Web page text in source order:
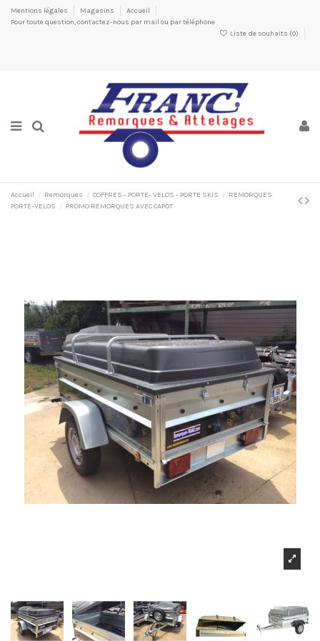
Mentions légales Magasins
Accueil
Pour toute question, contactez-nous par mail ou par téléphone
Liste de souhaits (0)
Accueil Remorques COFFRES - PORTE- VELOS - PORTE SKIS
REMORQUES
PORTE-VELOS
PROMO REMORQUES AVEC CAPOT